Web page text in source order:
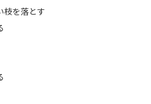
枝を落とす